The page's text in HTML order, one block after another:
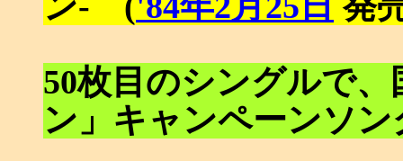
50枚目のシングルで
ン」キャンペーンソ